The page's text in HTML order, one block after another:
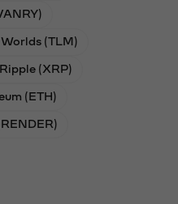
(TLM)
Ripple (XRP)
(ETH)